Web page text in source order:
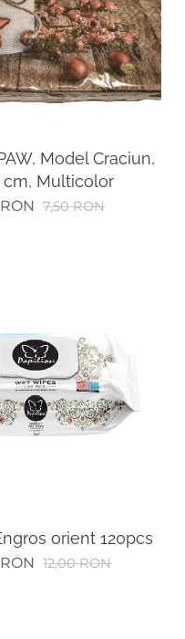
Model Craciun,
cm, Multicolor
RON 7,50RON
orient 120pcs
RON 12,00RON